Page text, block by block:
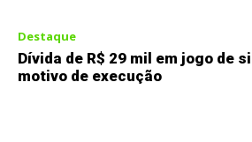
Destaque
Dívida de R$ 29 mil em jogo de
motivo de execução